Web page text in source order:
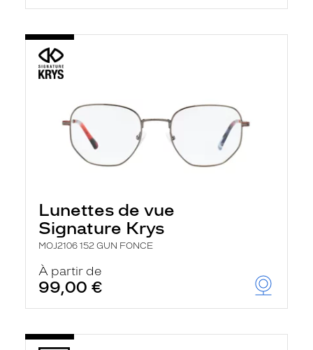
Lunettes de vue
Signature Krys
MOJ2106 152 GUN FONCE
À partir de
99,00 €